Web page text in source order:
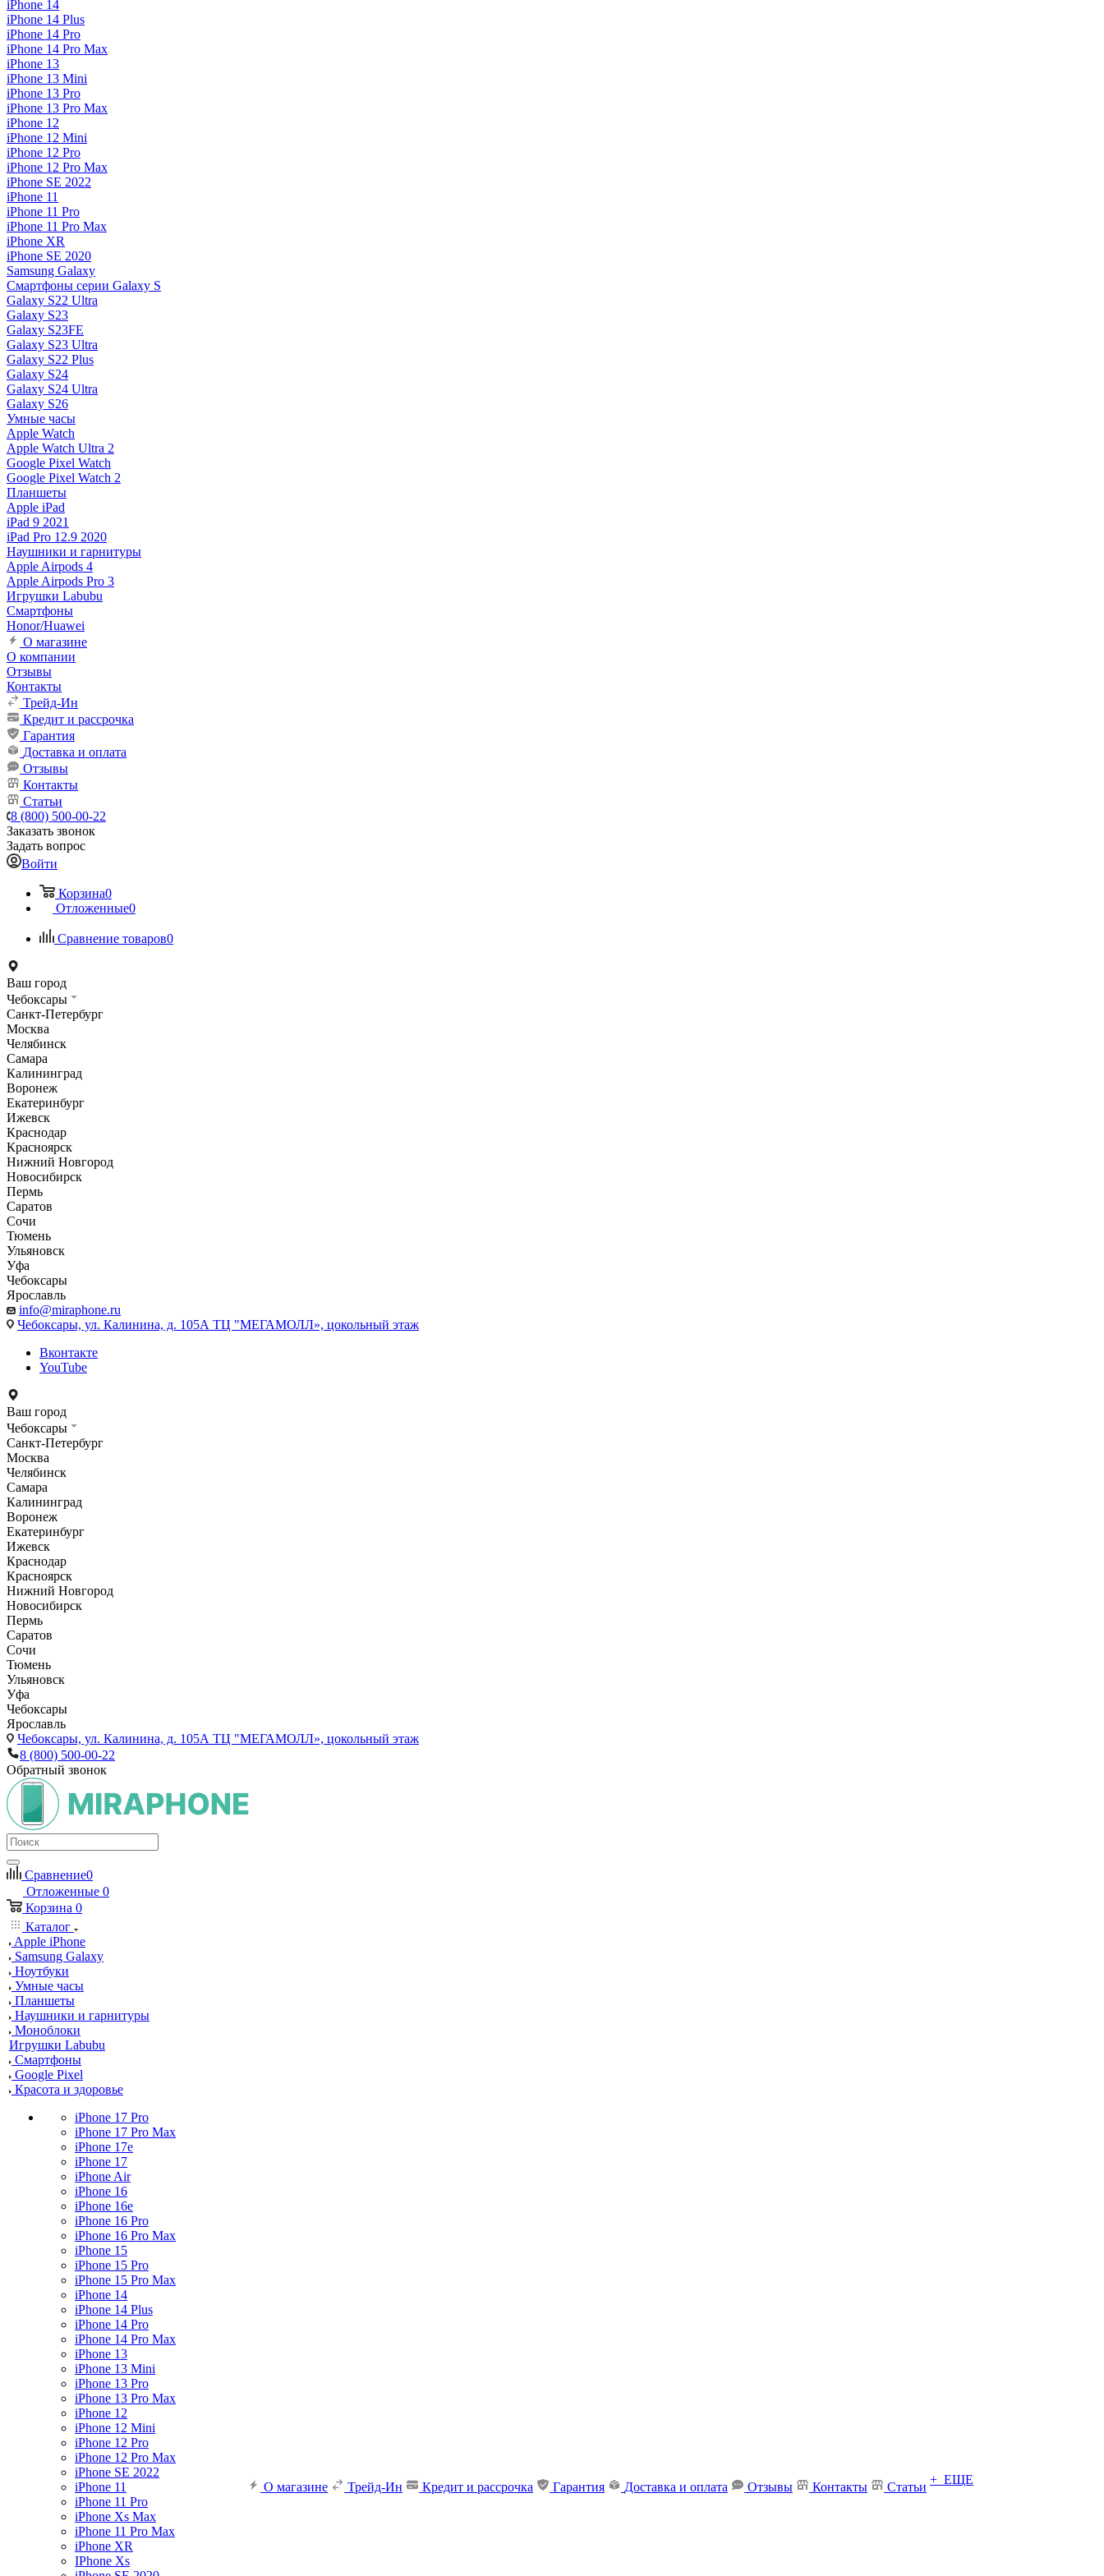
iPhone 14
iPhone 14 Plus
iPhone 14 Pro
iPhone 14 Pro Max
iPhone 13
iPhone 13 Mini
iPhone 13 Pro
iPhone 13 Pro Max
iPhone 12
iPhone 12 Mini
iPhone 12 Pro
iPhone 12 Pro Max
iPhone SE 2022
iPhone 11
iPhone 11 Pro
iPhone 11 Pro Max
iPhone XR
iPhone SE 2020
Samsung Galaxy
Смартфоны серии Galaxy S
Galaxy S22 Ultra
Galaxy S23
Galaxy S23FE
Galaxy S23 Ultra
Galaxy S22 Plus
Galaxy S24
Galaxy S24 Ultra
Galaxy S26
Умные часы
Apple Watch
Apple Watch Ultra 2
Google Pixel Watch
Google Pixel Watch 2
Планшеты
Apple iPad
iPad 9 2021
iPad Pro 12.9 2020
Наушники и гарнитуры
Apple Airpods 4
Apple Airpods Pro 3
Игрушки Labubu
Смартфоны
Honor/Huawei
О магазине
О компании
Отзывы
Контакты
Трейд-Ин
Кредит и рассрочка
Гарантия
Доставка и оплата
Отзывы
Контакты
Статьи
8 (800) 500-00-22
Заказать звонок
Задать вопрос
Войти
Корзина0
Отложенные0
Сравнение товаров0
Ваш город
Чебоксары
Санкт-Петербург
Москва
Челябинск
Самара
Калининград
Воронеж
Екатеринбург
Ижевск
Краснодар
Красноярск
Нижний Новгород
Новосибирск
Пермь
Саратов
Сочи
Тюмень
Ульяновск
Уфа
Чебоксары
Ярославль
info@miraphone.ru
Чебоксары, ул. Калинина, д. 105А ТЦ "МЕГАМОЛЛ», цокольный этаж
Вконтакте
YouTube
Ваш город
Чебоксары
Санкт-Петербург
Москва
Челябинск
Самара
Калининград
Воронеж
Екатеринбург
Ижевск
Краснодар
Красноярск
Нижний Новгород
Новосибирск
Пермь
Саратов
Сочи
Тюмень
Ульяновск
Уфа
Чебоксары
Ярославль
Чебоксары, ул. Калинина, д. 105А ТЦ "МЕГАМОЛЛ», цокольный этаж
8 (800) 500-00-22
Обратный звонок
Сравнение0
Отложенные 0
Корзина 0
Каталог
Apple iPhone
Samsung Galaxy
Ноутбуки
Умные часы
Планшеты
Наушники и гарнитуры
Моноблоки
Игрушки Labubu
Смартфоны
Google Pixel
Красота и здоровье
iPhone 17 Pro
iPhone 17 Pro Max
iPhone 17e
iPhone 17
iPhone Air
iPhone 16
iPhone 16e
iPhone 16 Pro
iPhone 16 Pro Max
iPhone 15
iPhone 15 Pro
iPhone 15 Pro Max
iPhone 14
iPhone 14 Plus
iPhone 14 Pro
iPhone 14 Pro Max
iPhone 13
iPhone 13 Mini
iPhone 13 Pro
iPhone 13 Pro Max
iPhone 12
iPhone 12 Mini
iPhone 12 Pro
iPhone 12 Pro Max
iPhone SE 2022
iPhone 11
iPhone 11 Pro
iPhone Xs Max
iPhone 11 Pro Max
iPhone XR
IPhone Xs
О магазине Трейд-Ин Кредит и рассрочка Гарантия Доставка и оплата Отзывы Контакты Статьи
+ ЕЩЕ